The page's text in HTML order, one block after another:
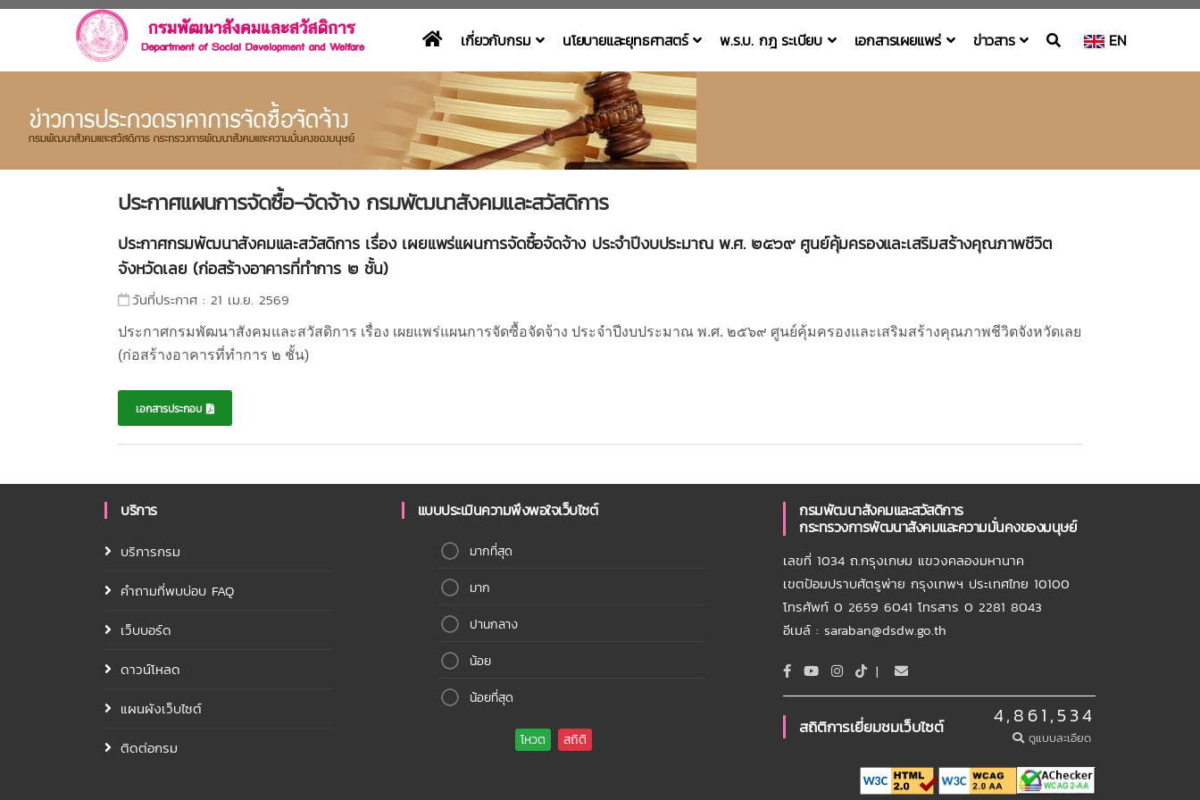
เกี่ยวกับกรม นโยบายและยุทธศาสตร์ พ.ร.บ. กฎ ระเบียบ เอกสารเผยแพร่ ข่าวสาร EN
ประกาศแผนการจัดซื้อ-จัดจ้าง กรมพัฒนาสังคมและสวัสดิการ
ประกาศกรมพัฒนาสังคมและสวัสดิการ เรื่อง เผยแพร่แผนการจัดซื้อจัดจ้าง ประจำปีงบประมาณ พ.ศ. ๒๕๖๙ ศูนย์คุ้มครองและเสริมสร้างคุณภาพชีวิต
จังหวัดเลย (ก่อสร้างอาคารที่ทำการ ๒ ชั้น)
วันที่ประกาศ : 21 เม.ย. 2569
ประกาศกรมพัฒนาสังคมและสวัสดิการ เรื่อง เผยแพร่แผนการจัดซื้อจัดจ้าง ประจำปีงบประมาณ พ.ศ. ๒๕๖๙ ศูนย์คุ้มครองและเสริมสร้างคุณภาพชีวิตจังหวัดเลย
(ก่อสร้างอาคารที่ทำการ ๒ ชั้น)
เอกสารประกอบ
บริการ
บริการกรม
คำถามที่พบบ่อบ FAQ
เว็บบอร์ด
ดาวน์โหลด
แผนผังเว็บไซต์
ติดต่อกรม
แบบประเมินความพึงพอใจเว็บไซต์
มากที่สุด
มาก
ปานกลาง
น้อย
น้อยที่สุด
กรมพัฒนาสังคมและสวัสดิการ
กระทรวงการพัฒนาสังคมและความมั่นคงของมนุษย์
เลขที่ 1034 ถ.กรุงเกษม แขวงคลองมหานาค
เขตป้อมปราบศัตรูพ่าย กรุงเทพฯ ประเทศไทย 10100
โทรศัพท์ 0 2659 6041 โทรสาร 0 2281 8043
อีเมล์ : saraban@dsdw.go.th
|
สถิติการเยี่ยมชมเว็บไซต์ 4,861,534
ดูแบบละเอียด